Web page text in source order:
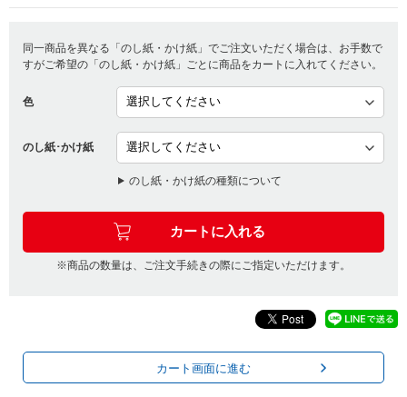
同一商品を異なる「のし紙・かけ紙」でご注文いただく場合は、お手数で
すがご希望の「のし紙・かけ紙」ごとに商品をカートに入れてください。
色
のし紙･かけ紙
のし紙・かけ紙の種類について
※商品の数量は、ご注文手続きの際にご指定いただけます。
カート画面に進む